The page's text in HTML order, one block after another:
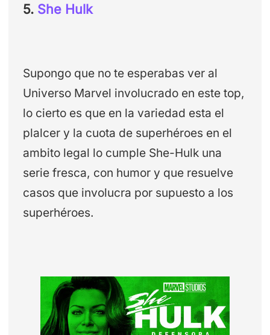
5. She Hulk
Supongo que no te esperabas ver al
Universo Marvel involucrado en este top,
lo cierto es que en la variedad esta el
plalcer y la cuota de superhéroes en el
ambito legal lo cumple She-Hulk una
serie fresca, con humor y que resuelve
casos que involucra por supuesto a los
superhéroes.